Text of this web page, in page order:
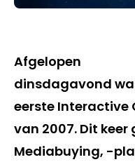
Afgelopen
dinsdagavond
eerste Interactive
van 2007. Dit
Mediabuying, -